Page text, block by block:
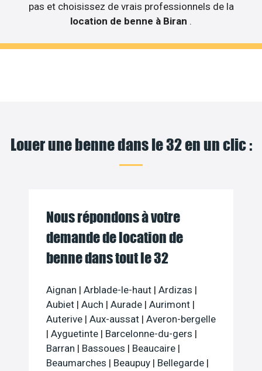
pas et choisissez de vrais professionnels de la
location de benne à Biran .
Louer une benne dans le 32 en un clic :
Nous répondons à votre
demande de location de
benne dans tout le 32
Aignan | Arblade-le-haut | Ardizas |
Aubiet | Auch | Aurade | Aurimont |
Auterive | Aux-aussat | Averon-bergelle
| Ayguetinte | Barcelonne-du-gers |
Barran | Bassoues | Beaucaire |
Beaumarches | Beaupuy | Bellegarde |